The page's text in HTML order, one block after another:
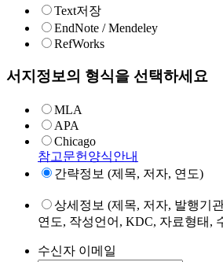
Text저장
EndNote / Mendeley
RefWorks
서지정보의 형식을 선택하세요
MLA
APA
Chicago
참고문헌양식안내
간략정보 (제목, 저자, 연도)
상세정보 (제목, 저자, 발행기
연도, 작성언어, KDC, 자료형태,
수신자 이메일